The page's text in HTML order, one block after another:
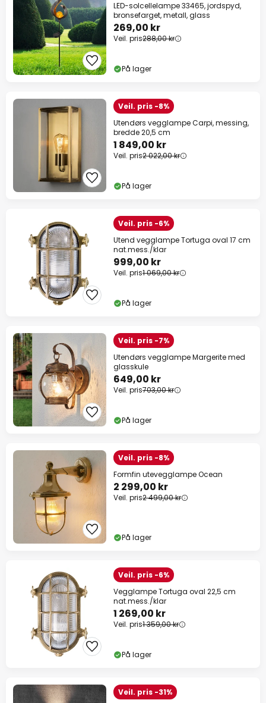
LED-solcellelampe 33465, jordspyd,
bronsefarget, metall, glass
269,00 kr
Veil. pris288,00 kr
På lager
Veil. pris -8%
Utendørs vegglampe Carpi, messing,
bredde 20,5 cm
1 849,00 kr
Veil. pris2 022,00 kr
På lager
Veil. pris -6%
Utend vegglampe Tortuga oval 17 cm
nat.mess./klar
999,00 kr
Veil. pris1 069,00 kr
På lager
Veil. pris -7%
Utendørs vegglampe Margerite med
glasskule
649,00 kr
Veil. pris703,00 kr
På lager
Veil. pris -8%
Formfin utevegglampe Ocean
2 299,00 kr
Veil. pris2 499,00 kr
På lager
Veil. pris -6%
Vegglampe Tortuga oval 22,5 cm
nat.mess./klar
1 269,00 kr
Veil. pris1 359,00 kr
På lager
Veil. pris -31%